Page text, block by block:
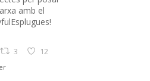
amb el
3 12